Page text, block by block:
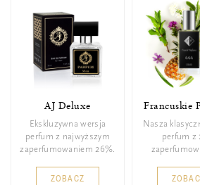
AJ Deluxe
Ekskluzywna wersja
perfum z najwyższym
zaperfumowaniem 26%.
ZOBACZ
Francuskie
Nasza
perfum z